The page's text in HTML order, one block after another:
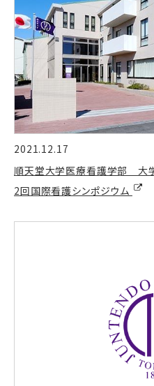
2021.12.17
順天堂大学医療看護学部 大
2回国際看護シンポジウム